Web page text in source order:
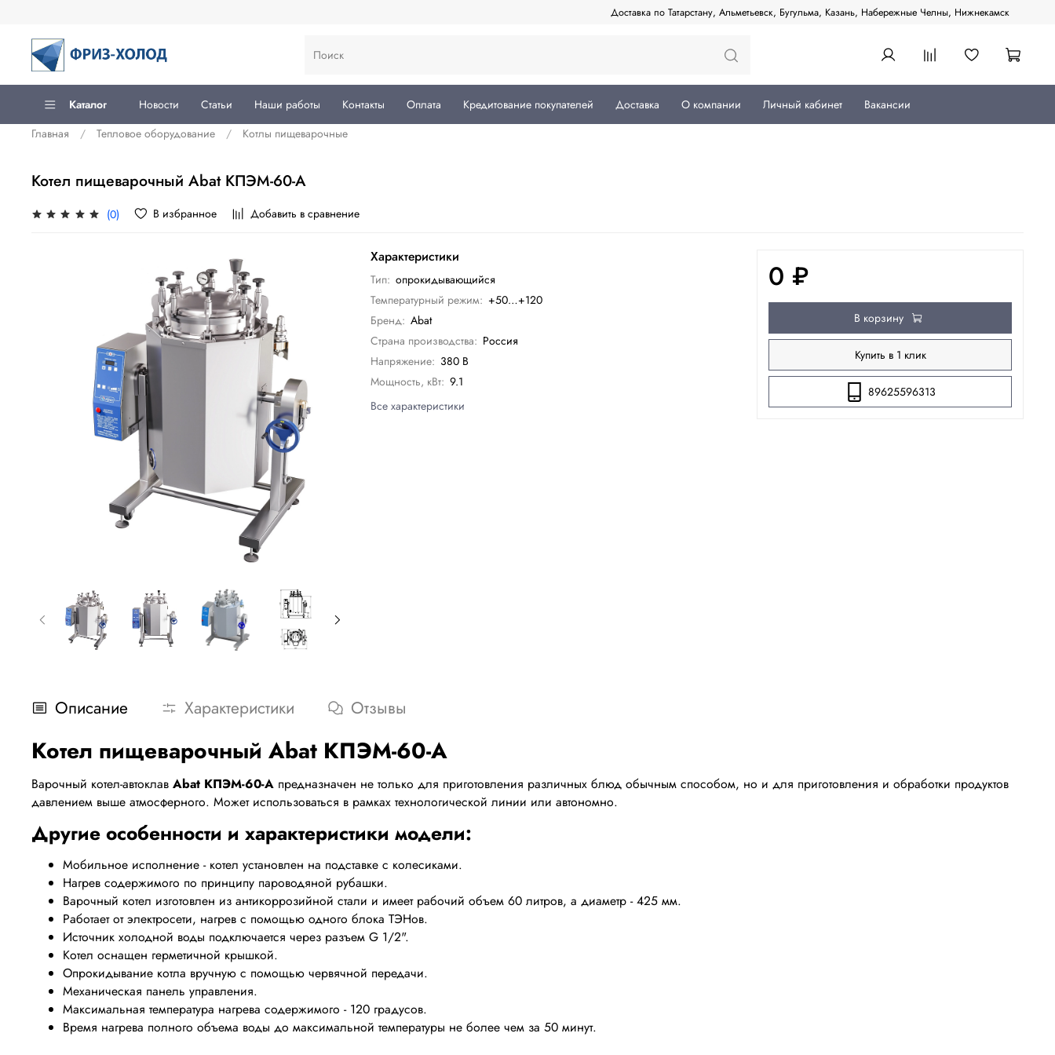
Доставка по Татарстану, Альметьевск, Бугульма, Казань, Набережные Челны, Нижнекамск
Каталог Новости Статьи Наши работы Контакты Оплата Кредитование покупателей Доставка О компании Личный кабинет
Вакансии
Главная
Тепловое оборудование Котлы пищеварочные
Котел пищеварочный Abat КПЭМ-60-А
(0) В избранное Добавить в сравнение
Характеристики
Тип: опрокидывающийся
Температурный режим: +50…+120
Бренд: Abat
Страна производства: Россия
Напряжение: 380 В
Мощность, кВт: 9.1
Все характеристики
0 ₽
В корзину
Купить в 1 клик
89625596313
Описание Характеристики Отзывы
Котел пищеварочный Abat КПЭМ-60-А
Варочный котел-автоклав Abat КПЭМ-60-А предназначен не только для приготовления различных блюд обычным способом, но и для приготовления и обработки продуктов
давлением выше атмосферного. Может использоваться в рамках технологической линии или автономно.
Другие особенности и характеристики модели:
Мобильное исполнение - котел установлен на подставке с колесиками.
Нагрев содержимого по принципу пароводяной рубашки.
Варочный котел изготовлен из антикоррозийной стали и имеет рабочий объем 60 литров, а диаметр - 425 мм.
Работает от электросети, нагрев с помощью одного блока ТЭНов.
Источник холодной воды подключается через разъем G 1/2".
Котел оснащен герметичной крышкой.
Опрокидывание котла вручную с помощью червячной передачи.
Механическая панель управления.
Максимальная температура нагрева содержимого - 120 градусов.
Время нагрева полного объема воды до максимальной температуры не более чем за 50 минут.